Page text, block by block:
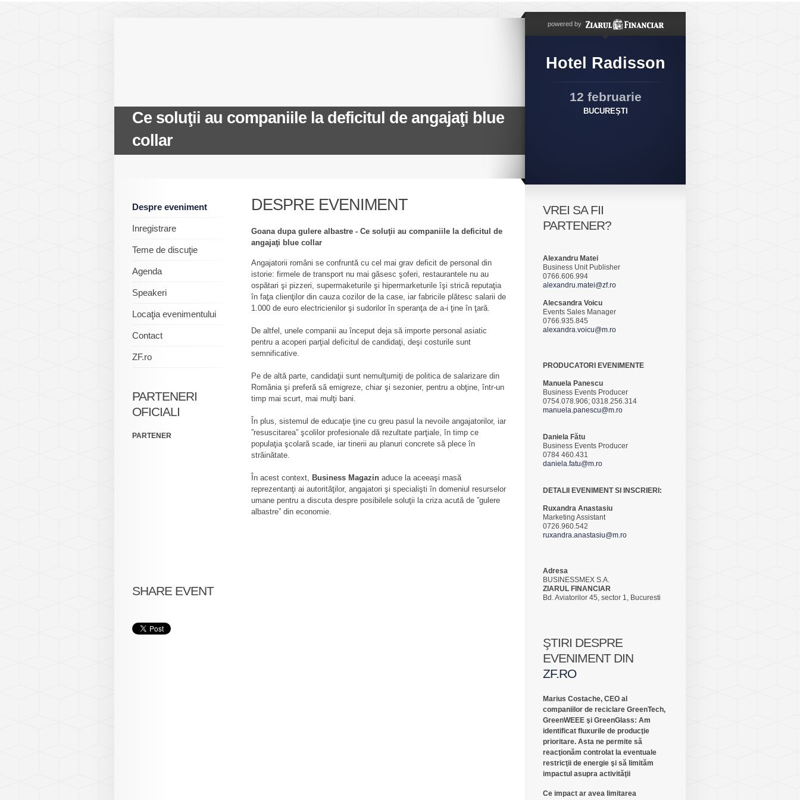
Ce soluţii au companiile la deficitul de angajaţi blue
collar
powered by
Hotel Radisson
12 februarie
BUCUREŞTI
Despre eveniment
Inregistrare
Teme de discuţie
Agenda
Speakeri
Locaţia evenimentului
Contact
ZF.ro
PARTENERI
OFICIALI
PARTENER
SHARE EVENT
DESPRE EVENIMENT
Goana dupa gulere albastre - Ce soluţii au companiile la deficitul de
angajaţi blue collar
Angajatorii români se confruntă cu cel mai grav deficit de personal din
istorie: firmele de transport nu mai găsesc şoferi, restaurantele nu au
ospătari şi pizzeri, supermaketurile şi hipermarketurile îşi strică reputaţia
în faţa clienţilor din cauza cozilor de la case, iar fabricile plătesc salarii de
1.000 de euro electricienilor şi sudorilor în speranţa de a-i ţine în ţară.
De altfel, unele companii au început deja să importe personal asiatic
pentru a acoperi parţial deficitul de candidaţi, deşi costurile sunt
semnificative.
Pe de altă parte, candidaţii sunt nemulţumiţi de politica de salarizare din
România şi preferă să emigreze, chiar şi sezonier, pentru a obţine, într-un
timp mai scurt, mai mulţi bani.
În plus, sistemul de educaţie ţine cu greu pasul la nevoile angajatorilor, iar
”resuscitarea” şcolilor profesionale dă rezultate parţiale, în timp ce
populaţia şcolară scade, iar tinerii au planuri concrete să plece în
străinătate.
În acest context, Business Magazin aduce la aceeaşi masă
reprezentanţi ai autorităţilor, angajatori şi specialişti în domeniul resurselor
umane pentru a discuta despre posibilele soluţii la criza acută de ”gulere
albastre” din economie.
VREI SA FII
PARTENER?
Alexandru Matei
Business Unit Publisher
0766.606.994
alexandru.matei@zf.ro
Alecsandra Voicu
Events Sales Manager
0766.935.845
alexandra.voicu@m.ro
PRODUCATORI EVENIMENTE
Manuela Panescu
Business Events Producer
0754.078.906; 0318.256.314
manuela.panescu@m.ro
Daniela Fătu
Business Events Producer
0784 460.431
daniela.fatu@m.ro
DETALII EVENIMENT SI INSCRIERI:
Ruxandra Anastasiu
Marketing Assistant
0726.960.542
ruxandra.anastasiu@m.ro
Adresa
BUSINESSMEX S.A.
ZIARUL FINANCIAR
Bd. Aviatorilor 45, sector 1, Bucuresti
ŞTIRI DESPRE
EVENIMENT DIN
ZF.RO
Marius Costache, CEO al
companiilor de reciclare GreenTech,
GreenWEEE şi GreenGlass: Am
identificat fluxurile de producţie
prioritare. Asta ne permite să
reacţionăm controlat la eventuale
restricţii de energie şi să limităm
impactul asupra activităţii
Ce impact ar avea limitarea